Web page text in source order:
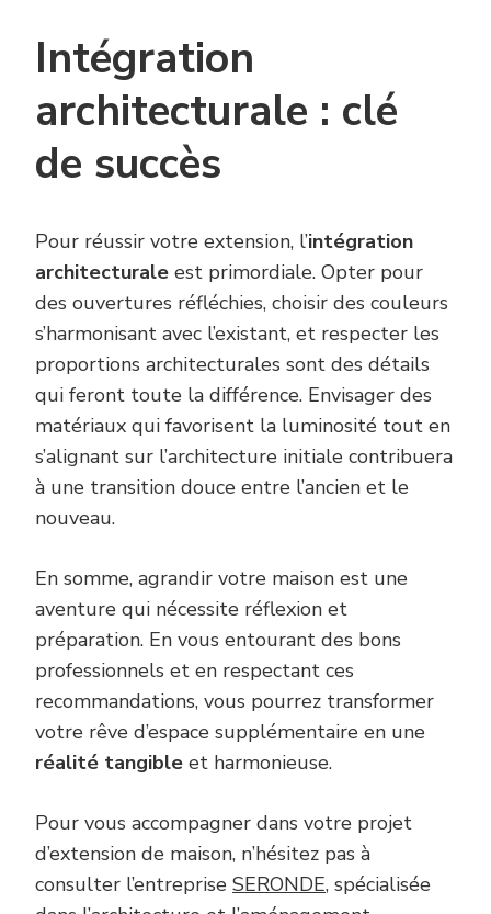
Intégration
architecturale : clé
de succès
Pour réussir votre extension, l’intégration
architecturale est primordiale. Opter pour
des ouvertures réfléchies, choisir des couleurs
s’harmonisant avec l’existant, et respecter les
proportions architecturales sont des détails
qui feront toute la différence. Envisager des
matériaux qui favorisent la luminosité tout en
s’alignant sur l’architecture initiale contribuera
à une transition douce entre l’ancien et le
nouveau.
En somme, agrandir votre maison est une
aventure qui nécessite réflexion et
préparation. En vous entourant des bons
professionnels et en respectant ces
recommandations, vous pourrez transformer
votre rêve d’espace supplémentaire en une
réalité tangible et harmonieuse.
Pour vous accompagner dans votre projet
d’extension de maison, n’hésitez pas à
consulter l’entreprise SERONDE, spécialisée